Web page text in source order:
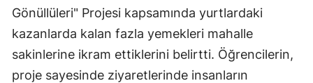
Gümüşhane
Hakkari
Hatay
Gönüllüleri" Projesi kapsamında yurtlardaki
kazanlarda kalan fazla yemekleri mahalle
sakinlerine ikram ettiklerini belirtti. Öğrencilerin,
proje sayesinde ziyaretlerinde insanların